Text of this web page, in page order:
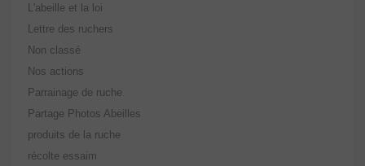
L'abeille et la loi
Lettre des ruchers
Non classé
Nos actions
Parrainage de ruche
Partage Photos Abeilles
produits de la ruche
récolte essaim